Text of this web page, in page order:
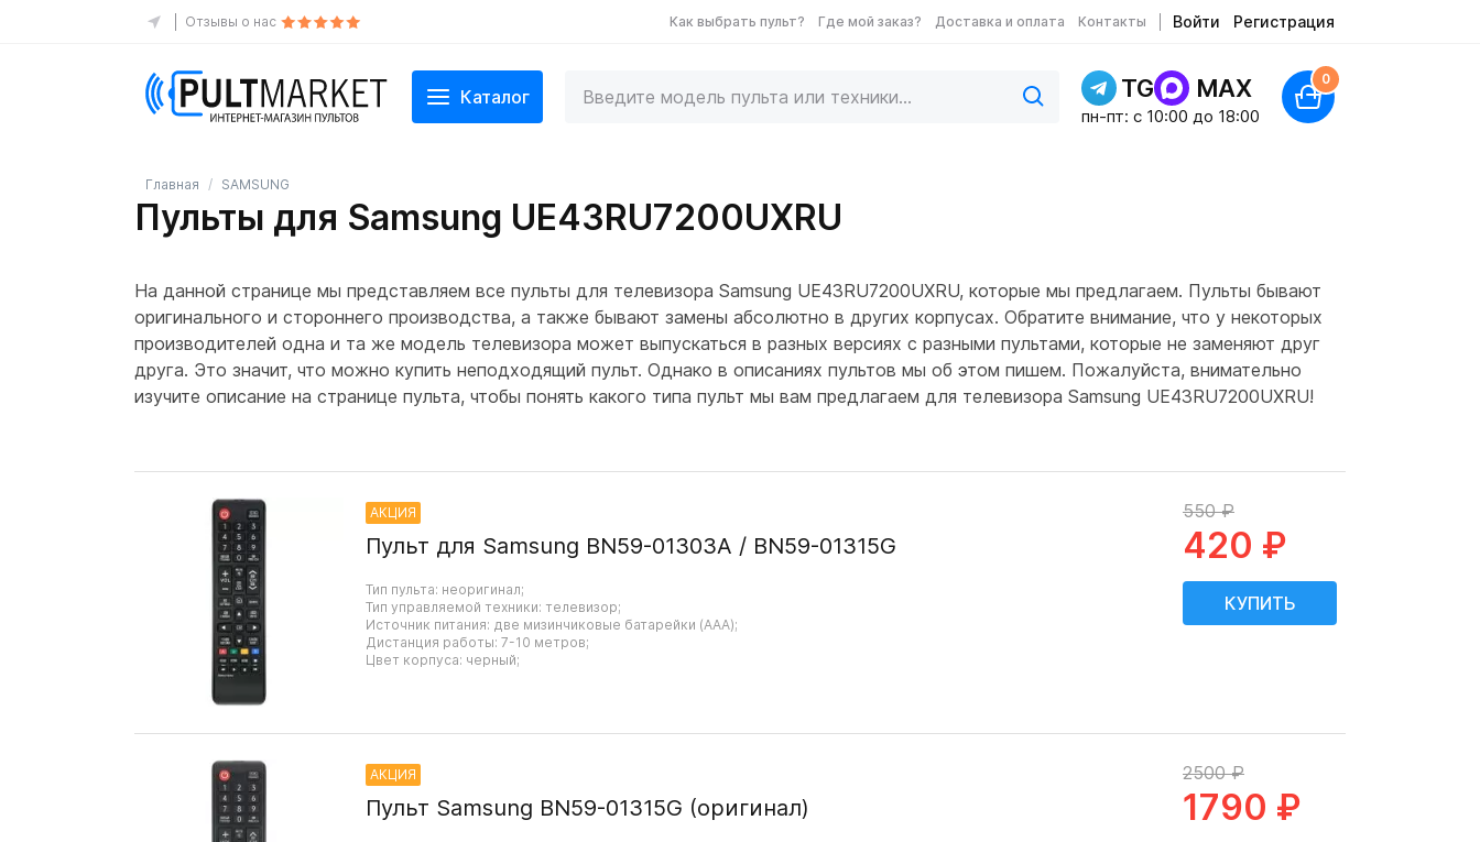
Отзывы о нас Как выбрать пульт? Где мой заказ? Доставка и оплата Контакты Войти Регистрация
Каталог TG MAX
пн-пт: c 10:00 до 18:00
0
Главная SAMSUNG
Пульты для Samsung UE43RU7200UXRU
На данной странице мы представляем все пульты для телевизора Samsung UE43RU7200UXRU, которые мы предлагаем. Пульты бывают
оригинального и стороннего производства, а также бывают замены абсолютно в других корпусах. Обратите внимание, что у некоторых
производителей одна и та же модель телевизора может выпускаться в разных версиях с разными пультами, которые не заменяют друг
друга. Это значит, что можно купить неподходящий пульт. Однако в описаниях пультов мы об этом пишем. Пожалуйста, внимательно
изучите описание на странице пульта, чтобы понять какого типа пульт мы вам предлагаем для телевизора Samsung UE43RU7200UXRU!
АКЦИЯ
Пульт для Samsung BN59-01303A / BN59-01315G
Тип пульта: неоригинал;
Тип управляемой техники: телевизор;
Источник питания: две мизинчиковые батарейки (AAA);
Дистанция работы: 7-10 метров;
Цвет корпуса: черный;
550 ₽
420 ₽
АКЦИЯ
Пульт Samsung BN59-01315G (оригинал)
2500 ₽
1790 ₽